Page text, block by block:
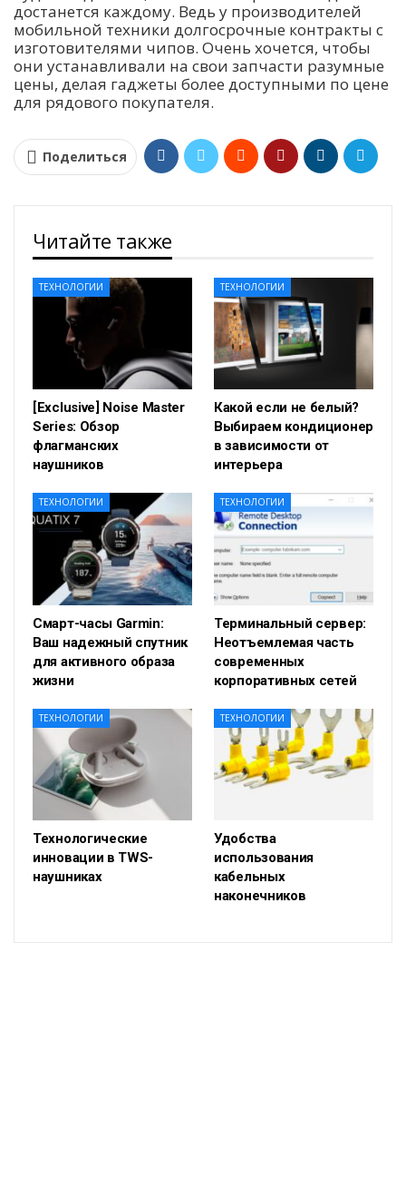
достанется каждому. Ведь у производителей
мобильной техники долгосрочные контракты с
изготовителями чипов. Очень хочется, чтобы
они устанавливали на свои запчасти разумные
цены, делая гаджеты более доступными по цене
для рядового покупателя.
Поделиться
Читайте также
ТЕХНОЛОГИИ
[Exclusive] Noise Master
Series: Обзор
флагманских
наушников
ТЕХНОЛОГИИ
Какой если не белый?
Выбираем кондиционер
в зависимости от
интерьера
ТЕХНОЛОГИИ
Смарт-часы Garmin:
Ваш надежный спутник
для активного образа
жизни
ТЕХНОЛОГИИ
Терминальный сервер:
Неотъемлемая часть
современных
корпоративных сетей
ТЕХНОЛОГИИ
Технологические
инновации в TWS-
наушниках
ТЕХНОЛОГИИ
Удобства
использования
кабельных
наконечников